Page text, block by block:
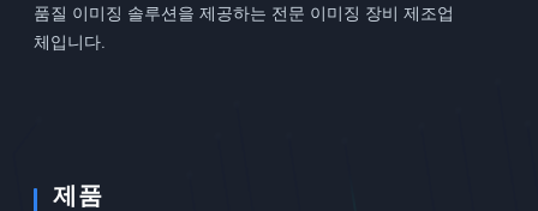
품질 이미징 솔루션을 제공하는 전문 이미징 장비 제조업
체입니다.
제품